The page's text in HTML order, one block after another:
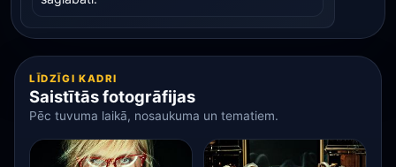
LĪDZĪGI KADRI
Saistītās fotogrāfijas
Pēc tuvuma laikā, nosaukuma un tematiem.